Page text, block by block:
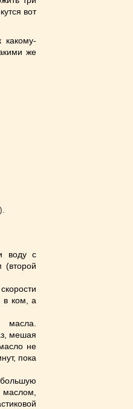
вот
какому-
же
воду с
в ком, а
мешая
не
пока